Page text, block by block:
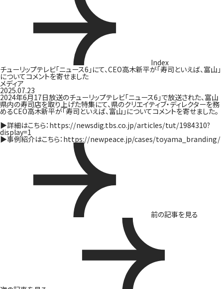
Index
チューリップテレビ「ニュース6」にて、CEO高木新平が「寿司といえば、富山」
についてコメントを寄せました
メディア
2025.07.23
2024年6月17日放送のチューリップテレビ「ニュース6 」で放送された、富山
県内の寿司店を取り上げた特集にて、県のクリエイティブ・ディレクターを務
めるCEO高木新平が「寿司といえば、富山」についてコメントを寄せました。
▶︎詳細はこちら： https://newsdig.tbs.co.jp/articles/tut/1984310?
display=1
▶︎事例紹介はこちら： https://newpeace.jp/cases/toyama_branding/
前の記事を見る